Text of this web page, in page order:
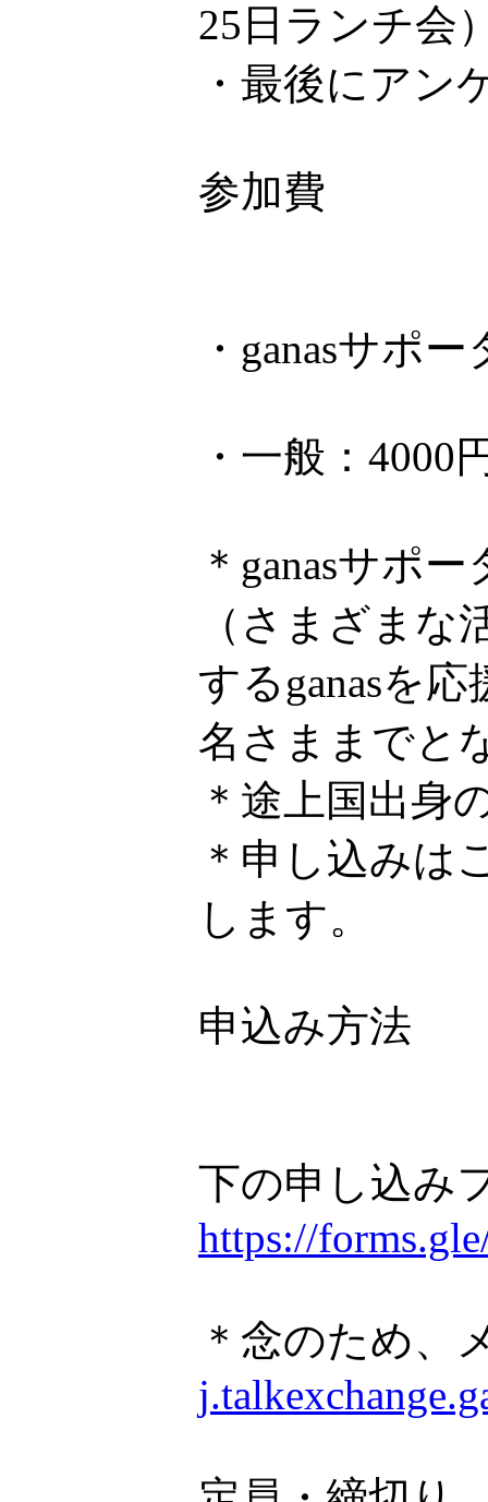
25日ランチ会
・最後にアン
参加費
・ganasサポ
・一般：4000
＊ganasサポ
（さまざま
するganasを
名さままでと
＊途上国出身
＊申し込みは
します。
申込み方法
下の申し込み
https://
＊念のため、